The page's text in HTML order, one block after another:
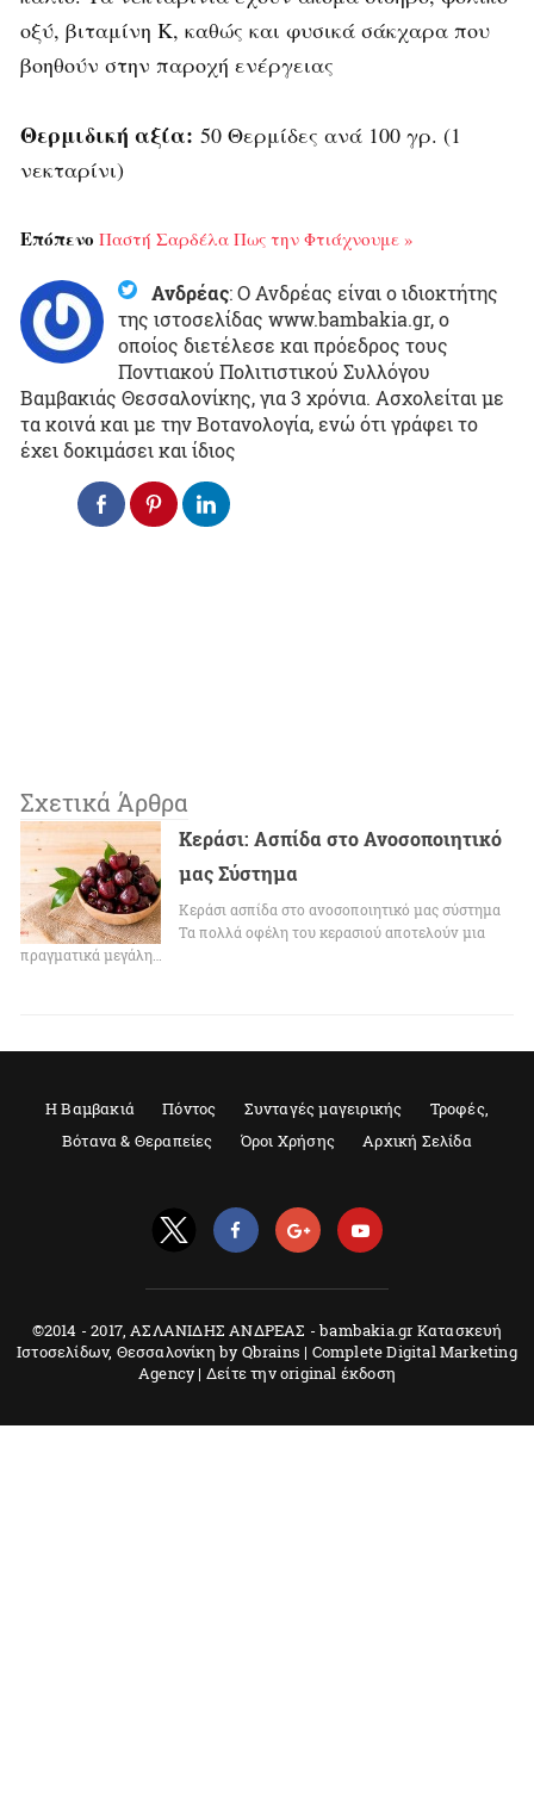
οξύ, βιταμίνη Κ, καθώς και φυσικά σάκχαρα που
βοηθούν στην παροχή ενέργειας
Θερμιδική αξία: 50 Θερμίδες ανά 100 γρ. (1
νεκταρίνι)
Επόπενο Παστή Σαρδέλα Πως την Φτιάχνουμε »
Ανδρέας:Ο Ανδρέας είναι ο ιδιοκτήτης
της ιστοσελίδας www.bambakia.gr, ο
οποίος διετέλεσε και πρόεδρος τους
Ποντιακού Πολιτιστικού Συλλόγου
Βαμβακιάς Θεσσαλονίκης, για 3 χρόνια. Ασχολείται με
τα κοινά και με την Βοτανολογία, ενώ ότι γράφει το
έχει δοκιμάσει και ίδιος
Σχετικά Άρθρα
Κεράσι: Ασπίδα στο Ανοσοποιητικό
μας Σύστημα
Κεράσι ασπίδα στο ανοσοποιητικό μας σύστημα
Τα πολλά οφέλη του κερασιού αποτελούν μια
πραγματικά μεγάλη…
Η Βαμβακιά Πόντος Συνταγές μαγειρικής
Τροφές,
Βότανα & Θεραπείες
Όροι Χρήσης Αρχική Σελίδα
©2014 - 2017, ΑΣΛΑΝΙΔΗΣ ΑΝΔΡΕΑΣ - bambakia.gr Κατασκευή
Ιστοσελίδων, Θεσσαλονίκη by Qbrains | Complete Digital Marketing
Agency | Δείτε την original έκδοση